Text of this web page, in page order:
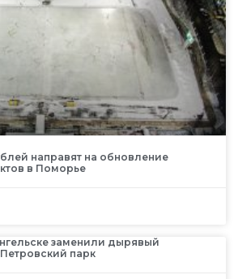
направят на обновление
в Поморье
заменили дырявый
парк